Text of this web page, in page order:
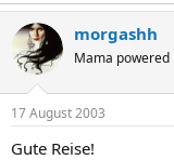
morgashh
Mama powered
17 August 2003
Gute Reise!